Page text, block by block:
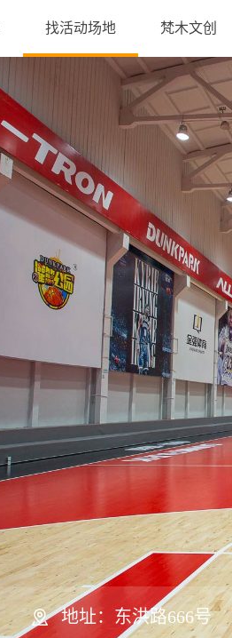
找活动场地 梵木文创
地址：东洪路666号